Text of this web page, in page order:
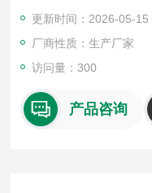
更新时间：2026-05-15
厂商性质：生产厂家
访问量：300
产品咨询